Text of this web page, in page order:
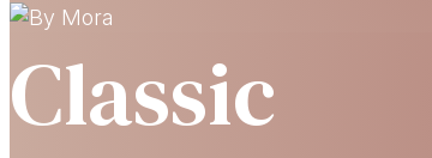
Classic